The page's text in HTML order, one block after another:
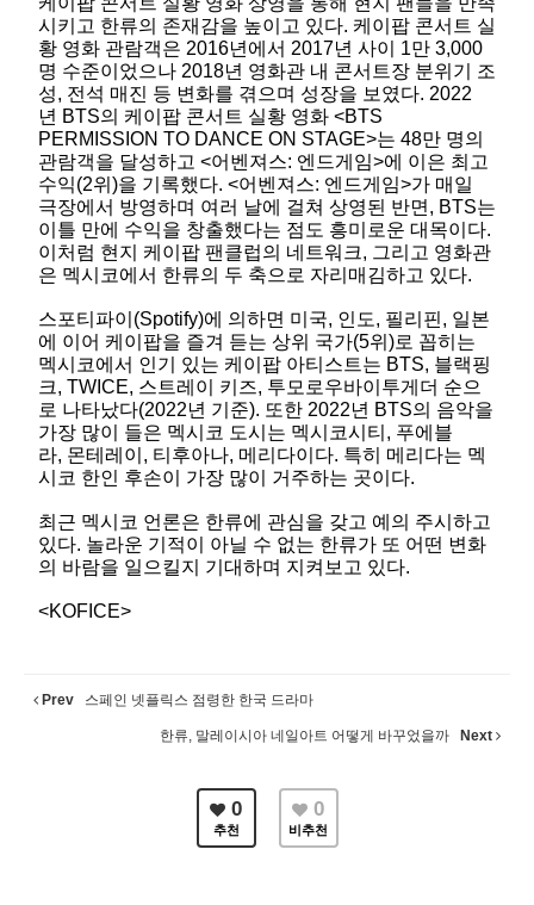
시키고 한류의 존재감을 높이고 있다. 케이팝 콘서트 실
황 영화 관람객은 2016년에서 2017년 사이 1만 3,000
명 수준이었으나 2018년 영화관 내 콘서트장 분위기 조
성, 전석 매진 등 변화를 겪으며 성장을 보였다. 2022
년 BTS의 케이팝 콘서트 실황 영화 <BTS
PERMISSION TO DANCE ON STAGE>는 48만 명의
관람객을 달성하고 <어벤져스: 엔드게임>에 이은 최고
수익(2위)을 기록했다. <어벤져스: 엔드게임>가 매일
극장에서 방영하며 여러 날에 걸쳐 상영된 반면, BTS는
이틀 만에 수익을 창출했다는 점도 흥미로운 대목이다.
이처럼 현지 케이팝 팬클럽의 네트워크, 그리고 영화관
은 멕시코에서 한류의 두 축으로 자리매김하고 있다.
스포티파이(Spotify)에 의하면 미국, 인도, 필리핀, 일본
에 이어 케이팝을 즐겨 듣는 상위 국가(5위)로 꼽히는
멕시코에서 인기 있는 케이팝 아티스트는 BTS, 블랙핑
크, TWICE, 스트레이 키즈, 투모로우바이투게더 순으
로 나타났다(2022년 기준). 또한 2022년 BTS의 음악을
가장 많이 들은 멕시코 도시는 멕시코시티, 푸에블
라, 몬테레이, 티후아나, 메리다이다. 특히 메리다는 멕
시코 한인 후손이 가장 많이 거주하는 곳이다.
최근 멕시코 언론은 한류에 관심을 갖고 예의 주시하고
있다. 놀라운 기적이 아닐 수 없는 한류가 또 어떤 변화
의 바람을 일으킬지 기대하며 지켜보고 있다.
<KOFICE>
Prev 스페인 넷플릭스 점령한 한국 드라마
한류, 말레이시아 네일아트 어떻게 바꾸었을까 Next
0
추천
0
비추천